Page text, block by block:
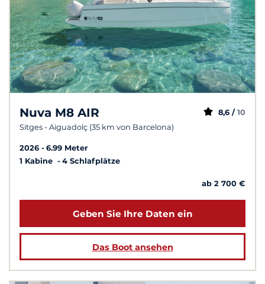
Nuva M8 AIR
Sitges - Aiguadolç (35 km von Barcelona)
8,6 / 10
2026
6.99 Meter
1 Kabine
4 Schlafplätze
ab 2 700 €
Geben Sie Ihre Daten ein
Das Boot ansehen